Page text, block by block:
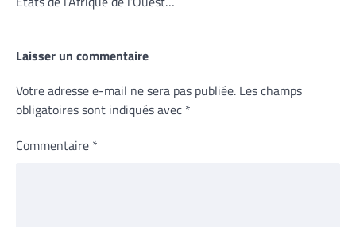
Laisser un commentaire
Votre adresse e-mail ne sera pas publiée. Les champs
obligatoires sont indiqués avec *
Commentaire *